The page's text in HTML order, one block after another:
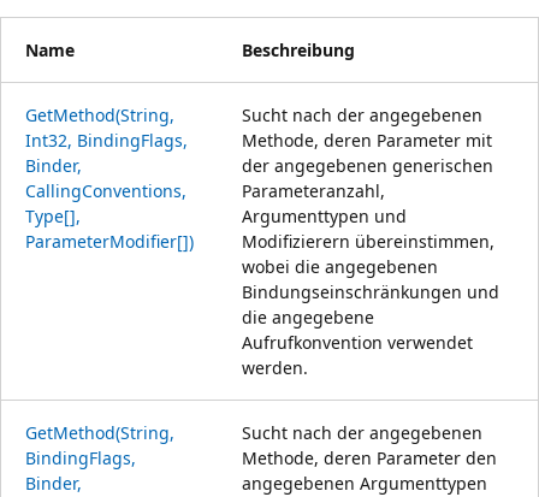
Name Beschreibung
GetMethod(String,
Int32, BindingFlags,
Binder,
CallingConventions,
Type[],
ParameterModifier[])
Sucht nach der angegebenen
Methode, deren Parameter mit
der angegebenen generischen
Parameteranzahl,
Argumenttypen und
Modifizierern übereinstimmen,
wobei die angegebenen
Bindungseinschränkungen und
die angegebene
Aufrufkonvention verwendet
werden.
GetMethod(String,
BindingFlags,
Binder,
Sucht nach der angegebenen
Methode, deren Parameter den
angegebenen Argumenttypen